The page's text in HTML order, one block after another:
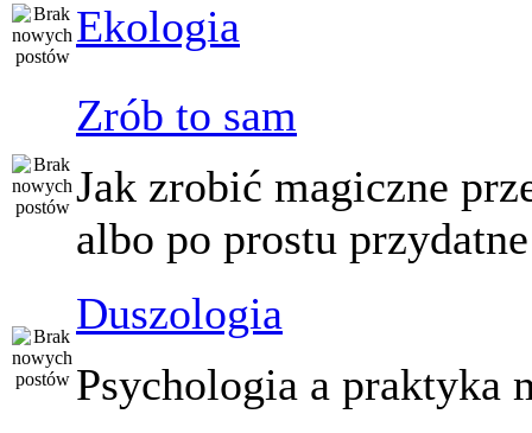
Ekologia
Zrób to sam
Jak zrobić magiczne
albo po prostu
Duszologia
Psychologia a praktyka